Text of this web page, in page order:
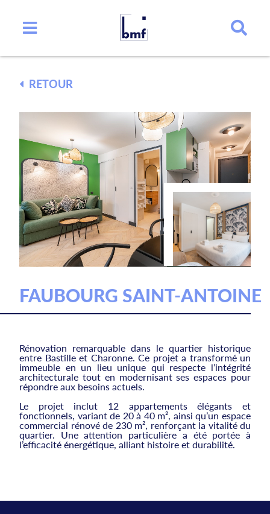
RETOUR
FAUBOURG SAINT-ANTOINE
Rénovation remarquable dans le quartier historique
entre Bastille et Charonne. Ce projet a transformé un
immeuble en un lieu unique qui respecte l’intégrité
architecturale tout en modernisant ses espaces pour
répondre aux besoins actuels.
Le projet inclut 12 appartements élégants et
fonctionnels, variant de 20 à 40 m², ainsi qu’un espace
commercial rénové de 230 m², renforçant la vitalité du
quartier. Une attention particulière a été portée à
l’efficacité énergétique, alliant histoire et durabilité.